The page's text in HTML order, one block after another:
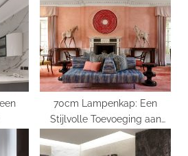
70cm Lampenkap: Een
Stijlvolle Toevoeging aan
Jouw Interieur